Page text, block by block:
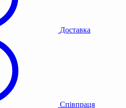
Доставка
Співпраця